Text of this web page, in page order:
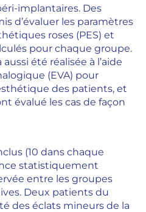
implantaires. Des
d’évaluer les paramètres
roses (PES) et
pour chaque groupe.
été réalisée à l’aide
(EVA) pour
des patients, et
évalué les cas de façon
(10 dans chaque
statistiquement
entre les groupes
Deux patients du
des éclats mineurs de la